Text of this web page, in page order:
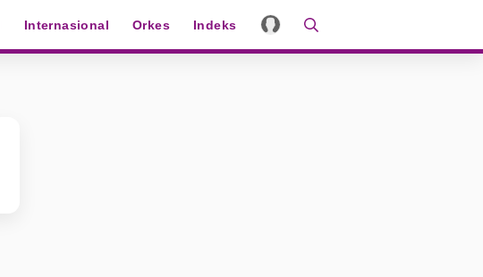
Internasional Orkes Indeks